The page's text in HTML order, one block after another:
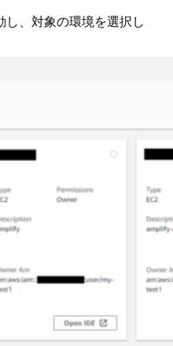
、対象の環境を選択し